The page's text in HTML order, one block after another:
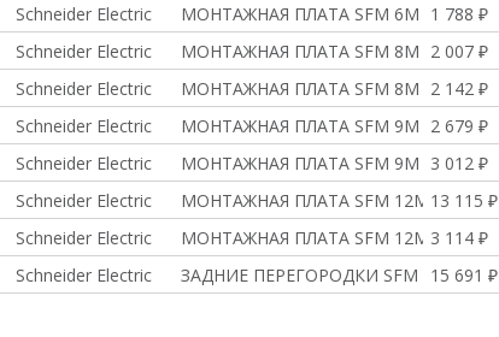
Schneider Electric МОНТАЖНАЯ ПЛАТА SFM 6M 300?800
1 788 ₽
Schneider Electric МОНТАЖНАЯ ПЛАТА SFM 8M 400?600
2 007 ₽
Schneider Electric МОНТАЖНАЯ ПЛАТА SFM 8M 400?800
2 142 ₽
Schneider Electric МОНТАЖНАЯ ПЛАТА SFM 9M 450?600
2 679 ₽
Schneider Electric МОНТАЖНАЯ ПЛАТА SFM 9M 450?800
3 012 ₽
Schneider Electric МОНТАЖНАЯ ПЛАТА SFM 12M 600?60
13 115 ₽
Schneider Electric МОНТАЖНАЯ ПЛАТА SFM 12M 600?80
3 114 ₽
Schneider Electric ЗАДНИЕ ПЕРЕГОРОДКИ SFM 60015 691 ₽